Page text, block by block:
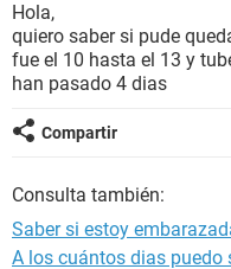
BIENESTAR
SEXUALIDAD
GLOSARIO
Hola,
quiero saber si pude
fue el 10 hasta el 13 y
han pasado 4 dias
Compartir
Consulta también:
Saber si estoy
A los cuántos dias puedo